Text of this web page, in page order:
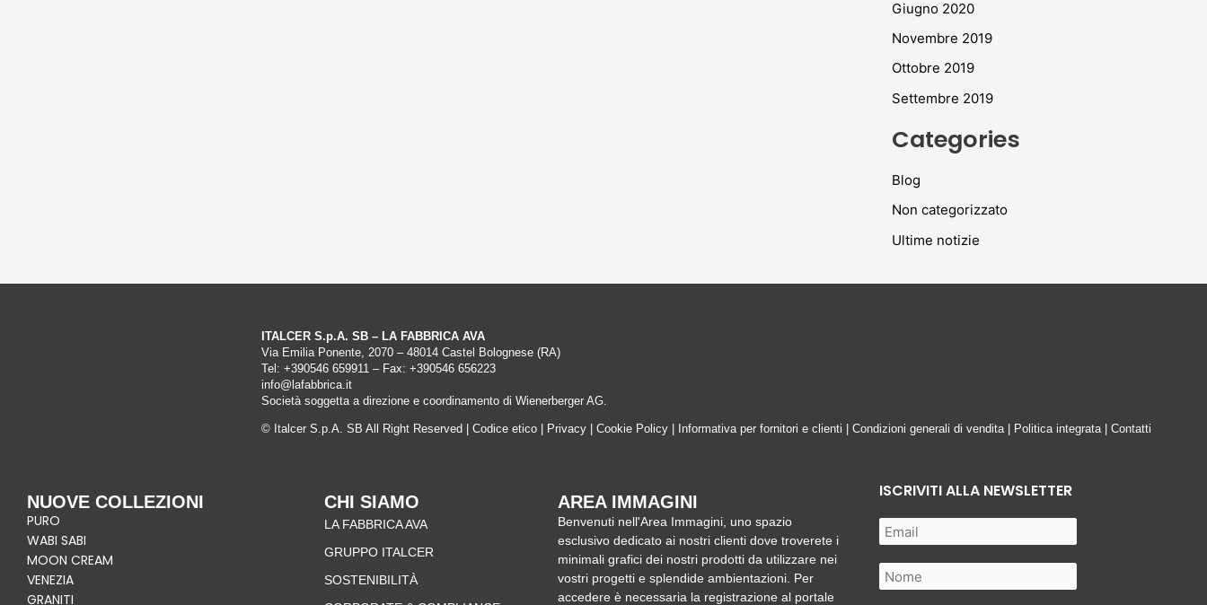
Giugno 2020
Novembre 2019
Ottobre 2019
Settembre 2019
Categories
Blog
Non categorizzato
Ultime notizie
ITALCER S.p.A. SB – LA FABBRICA AVA
Via Emilia Ponente, 2070 – 48014 Castel Bolognese (RA)
Tel: +390546 659911– Fax: +390546 656223
info@lafabbrica.it
Società soggetta a direzione e coordinamento di Wienerberger AG.
© Italcer S.p.A. SB All Right Reserved | Codice etico| Privacy| Cookie Policy| Informativa per fornitori e clienti Condizioni generali di vendita| Politica integrata| Contatti
NUOVE COLLEZIONI
PURO
WABI SABI
MOON CREAM
VENEZIA
GRANITI
CHI SIAMO
LA FABBRICA AVA
GRUPPO ITALCER
SOSTENIBILITÀ
AREA IMMAGINI
Benvenuti nell'Area Immagini, uno spazio
esclusivo dedicato ai nostri clienti dove troverete i
minimali grafici dei nostri prodotti da utilizzare nei
vostri progetti e splendide ambientazioni. Per
accedere è necessaria la registrazione al portale
ISCRIVITI ALLA NEWSLETTER